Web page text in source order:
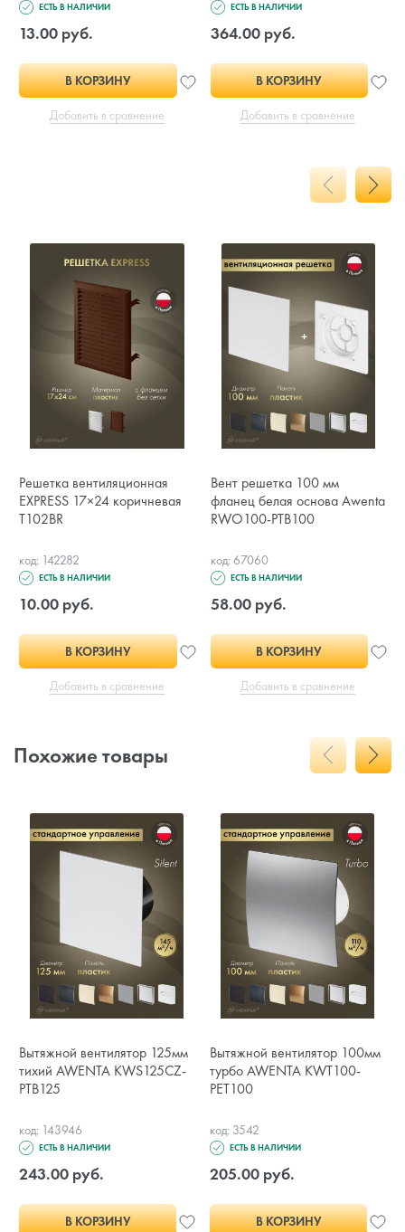
ЕСТЬ В НАЛИЧИИ
13.00 руб.
В КОРЗИНУ
Добавить в сравнение
ЕСТЬ В НАЛИЧИИ
364.00 руб.
В КОРЗИНУ
Добавить в сравнение
Решетка вентиляционная
EXPRESS 17×24 коричневая
T102BR
код: 142282
ЕСТЬ В НАЛИЧИИ
10.00 руб.
В КОРЗИНУ
Добавить в сравнение
Вент решетка 100 мм
фланец белая основа Awenta
RWO100-PTB100
код: 67060
ЕСТЬ В НАЛИЧИИ
58.00 руб.
В КОРЗИНУ
Добавить в сравнение
Похожие товары
Вытяжной вентилятор 125мм
тихий AWENTA KWS125CZ-
PTB125
код: 143946
ЕСТЬ В НАЛИЧИИ
243.00 руб.
В КОРЗИНУ
Вытяжной вентилятор 100мм
турбо AWENTA KWT100-
PET100
код: 3542
ЕСТЬ В НАЛИЧИИ
205.00 руб.
В КОРЗИНУ